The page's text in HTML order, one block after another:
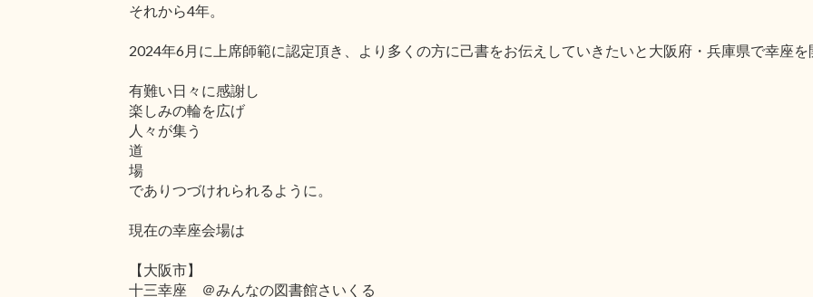
それから4年。
2024年6月に上席師範に認定頂き、より多くの方に己書をお伝えしていきたいと大阪府・兵庫県で幸座を
有難い日々に感謝し
楽しみの輪を広げ
人々が集う
道
場
でありつづけれられるように。
現在の幸座会場は
【大阪市】
十三幸座 ＠みんなの図書館さいくる